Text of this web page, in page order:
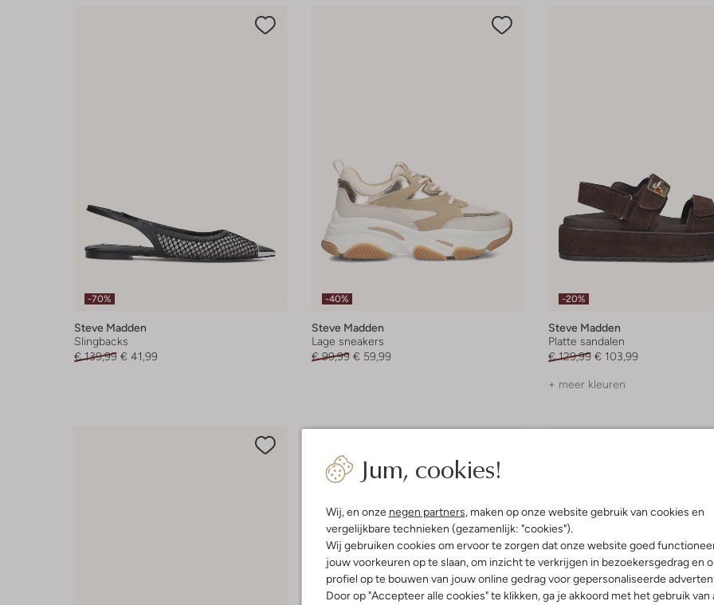
Jum, cookies!
Wij, en onze negen partners, maken op onze website gebruik van cookies en
vergelijkbare technieken (gezamenlijk: "cookies").
Wij gebruiken cookies om ervoor te zorgen dat onze website goed
jouw voorkeuren op te slaan, om inzicht te verkrijgen in bezoekersgedrag en
profiel op te bouwen van jouw online gedrag voor gepersonaliseerde
Door op "Accepteer alle cookies" te klikken, ga je akkoord met het gebruik van
-70%
Steve Madden
Slingbacks
€ 139,99 € 41,99
-40%
Steve Madden
Lage sneakers
€ 99,99 € 59,99
-20%
Steve Madden
Platte sandalen
€ 129,99 € 103,99
+ meer kleuren